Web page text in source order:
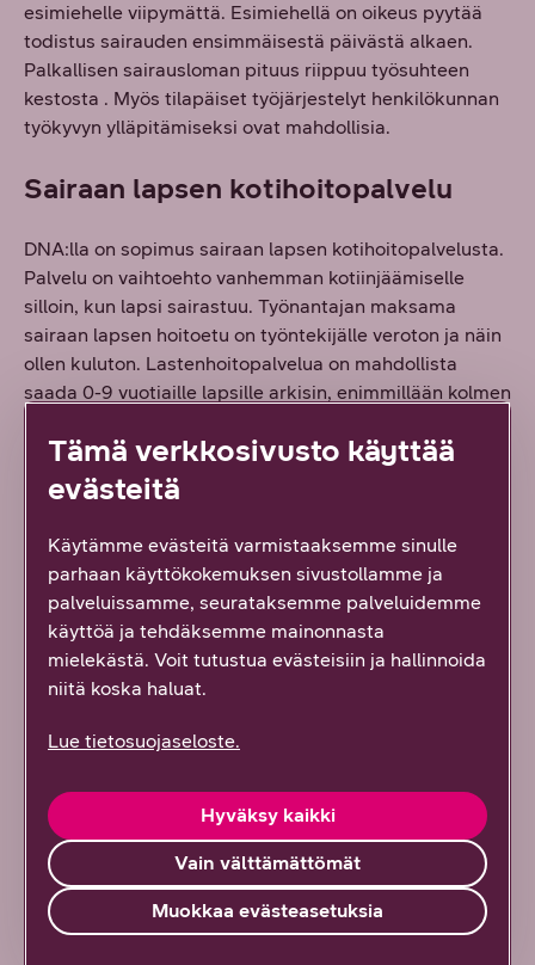
esimiehelle viipymättä. Esimiehellä on oikeus pyytää
todistus sairauden ensimmäisestä päivästä alkaen.
Palkallisen sairausloman pituus riippuu työsuhteen
kestosta . Myös tilapäiset työjärjestelyt henkilökunnan
työkyvyn ylläpitämiseksi ovat mahdollisia.
Sairaan lapsen kotihoitopalvelu
DNA:lla on sopimus sairaan lapsen kotihoitopalvelusta.
Palvelu on vaihtoehto vanhemman kotiinjäämiselle
silloin, kun lapsi sairastuu. Työnantajan maksama
sairaan lapsen hoitoetu on työntekijälle veroton ja näin
ollen kuluton. Lastenhoitopalvelua on mahdollista
saada 0-9 vuotiaille lapsille arkisin, enimmillään kolmen
Tämä verkkosivusto käyttää
evästeitä
Käytämme evästeitä varmistaaksemme sinulle
parhaan käyttökokemuksen sivustollamme ja
palveluissamme, seurataksemme palveluidemme
käyttöä ja tehdäksemme mainonnasta
mielekästä. Voit tutustua evästeisiin ja hallinnoida
niitä koska haluat.
Lue tietosuojaseloste.
Vain välttämättömät
Hyväksy kaikki
Muokkaa evästeasetuksia